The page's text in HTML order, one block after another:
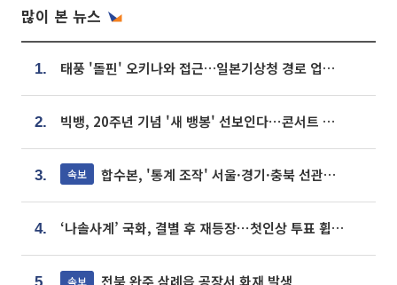
많이 본 뉴스
1. 태풍 '돌핀' 오키나와 접근…일본기상청 경로 업데이트
2. 빅뱅, 20주년 기념 '새 뱅봉' 선보인다⋯콘서트 앞두고 팝업 개최
3. 속보 합수본, '통계 조작' 서울·경기·충북 선관위 등 추가 압수수색
4. ‘나솔사계’ 국화, 결별 후 재등장⋯첫인상 투표 휩쓸고 ‘인기녀’ 등극
속보 전북 완주 삼례읍 공장서 화재 발생